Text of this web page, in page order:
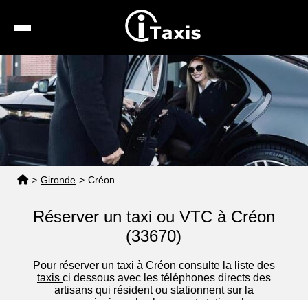
Recherche
Calcul de tarif
Taxis conventionnés
Espace pro
> Gironde > Créon
Réserver un taxi ou VTC à Créon
(33670)
Pour réserver un taxi à Créon consulte la liste des
taxis ci dessous avec les téléphones directs des
artisans qui résident ou stationnent sur la